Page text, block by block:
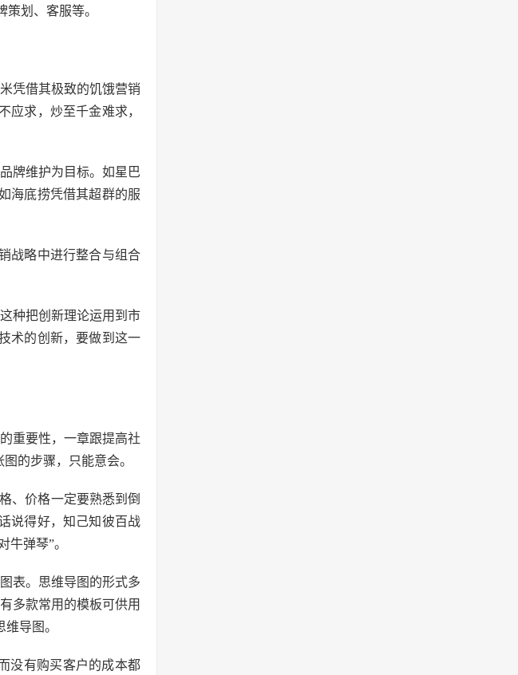
划、客服等。
凭借其极致的饥饿营销
应求，炒至千金难求，
牌维护为目标。如星巴
海底捞凭借其超群的服
战略中进行整合与组合
种把创新理论运用到市
术的创新，要做到这一
重要性，一章跟提高社
的步骤，只能意会。
、价格一定要熟悉到倒
说得好，知己知彼百战
弹琴”。
表。思维导图的形式多
多款常用的模板可供用
导图。
没有购买客户的成本都